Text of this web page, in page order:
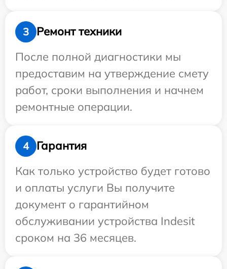
3
Ремонт техники
После полной диагностики мы
предоставим на утверждение смету
работ, сроки выполнения и начнем
ремонтные операции.
4
Гарантия
Как только устройство будет готово
и оплаты услуги Вы получите
документ о гарантийном
обслуживании устройства Indesit
сроком на 36 месяцев.